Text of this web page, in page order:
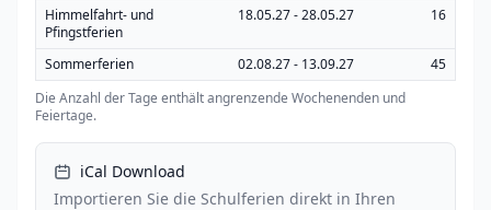
Himmelfahrt- und
Pfingstferien
18.05.27 - 28.05.27 16
Sommerferien 02.08.27 - 13.09.27
45
Die Anzahl der Tage enthält angrenzende Wochenenden und
Feiertage.
iCal Download
Importieren Sie die Schulferien direkt in Ihren